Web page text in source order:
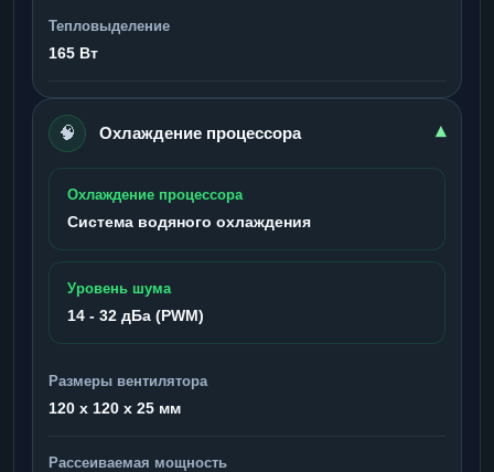
Тепловыделение
165 Вт
🧠 Охлаждение процессора ▾
Охлаждение процессора
Система водяного охлаждения
Уровень шума
14 - 32 дБа (PWM)
Размеры вентилятора
120 x 120 x 25 мм
Рассеиваемая мощность